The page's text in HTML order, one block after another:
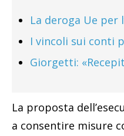
La deroga Ue per
I vincoli sui conti
Giorgetti:
La proposta
a consentire misure